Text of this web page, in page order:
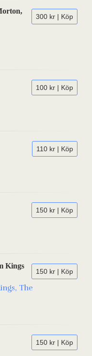
300 kr | Köp
100 kr | Köp
110 kr | Köp
150 kr | Köp
150 kr | Köp
Kings
The
150 kr | Köp